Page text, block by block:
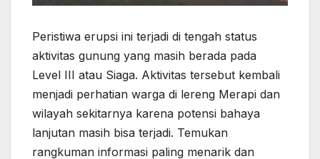
Peristiwa erupsi ini terjadi di tengah status
aktivitas gunung yang masih berada pada
Level III atau Siaga. Aktivitas tersebut kembali
menjadi perhatian warga di lereng Merapi dan
wilayah sekitarnya karena potensi bahaya
lanjutan masih bisa terjadi. Temukan
rangkuman informasi paling menarik dan